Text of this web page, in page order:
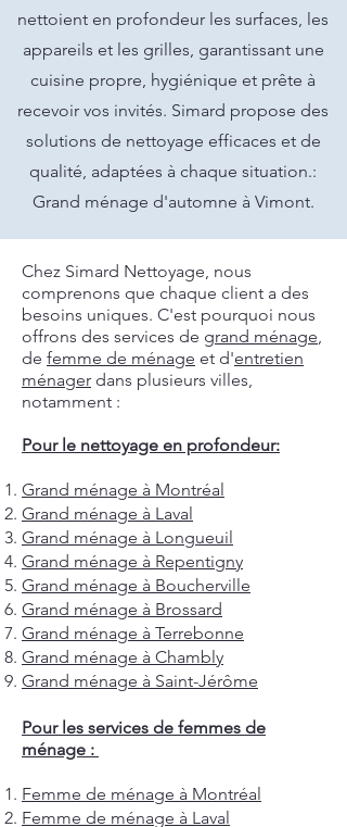
nettoient en profondeur les surfaces, les
appareils et les grilles, garantissant une
cuisine propre, hygiénique et prête à
recevoir vos invités. Simard propose des
solutions de nettoyage efficaces et de
qualité, adaptées à chaque situation.:
Grand ménage d'automne à Vimont.
Chez Simard Nettoyage, nous
comprenons que chaque client a des
besoins uniques. C'est pourquoi nous
offrons des services de grand ménage,
de femme de ménage et d'entretien
ménager dans plusieurs villes,
notamment :
Pour le nettoyage en profondeur:
Grand ménage à Montréal
Grand ménage à Laval
Grand ménage à Longueuil
Grand ménage à Repentigny
Grand ménage à Boucherville
Grand ménage à Brossard
Grand ménage à Terrebonne
Grand ménage à Chambly
Grand ménage à Saint-Jérôme
Pour les services de femmes de
ménage :
Femme de ménage à Montréal
Femme de ménage à Laval